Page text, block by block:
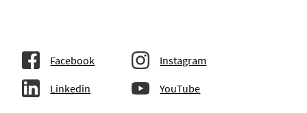
Facebook Instagram
Linkedin YouTube